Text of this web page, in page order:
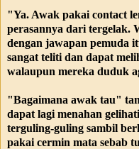
"Ya. Awak pakai contact
perasannya dari tergelak.
dengan jawapan pemuda
sangat teliti dan dapat
walaupun mereka duduk
"Bagaimana awak tau"
dapat lagi menahan
terguling-guling sambil
pakai cermin mata sebab